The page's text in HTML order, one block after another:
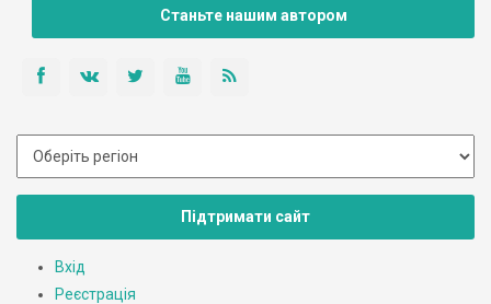
Станьте нашим автором
Підтримати сайт
Вхід
Реєстрація